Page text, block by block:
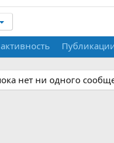
нет ни одного